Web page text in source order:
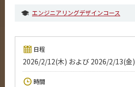
エンジニアリングデザインコース
日程
2026/2/12(木) および 2026/2/13(金)
時間
未来
Admissions
土木・環境工学系 News
News